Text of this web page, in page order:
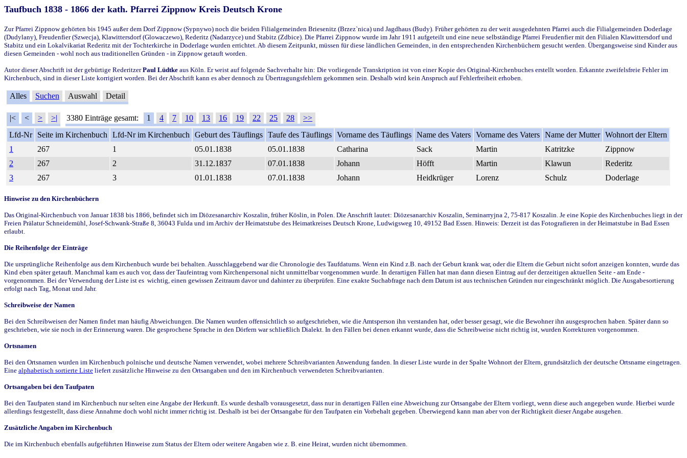
Taufbuch 1838 - 1866 der kath. Pfarrei Zippnow Kreis Deutsch Krone
Zur Pfarrei Zippnow gehörten bis 1945 außer dem Dorf Zippnow (Sypnywo) noch die beiden Filialgemeinden Briesenitz (Brzez`nica) und Jagdhaus (Budy). Früher gehörten zu der weit ausgedehnten Pfarrei auch die Filialgemeinden Doderlage
(Dudylany), Freudenfier (Szwecja), Klawittersdorf (Glowaczewo), Rederitz (Nadarzyce) und Stabitz (Zdbice). Die Pfarrei Zippnow wurde im Jahr 1911 aufgeteilt und eine neue selbständige Pfarrei Freudenfier mit den Filialen Klawittersdorf und
Stabitz und ein Lokalvikariat Rederitz mit der Tochterkirche in Doderlage wurden errichtet. Ab diesem Zeitpunkt, müssen für diese ländlichen Gemeinden, in den entsprechenden Kirchenbüchern gesucht werden. Übergangsweise sind Kinder aus
diesen Gemeinden - wohl noch aus traditionellen Gründen - in Zippnow getauft worden.
Autor dieser Abschrift ist der gebürtige RederitzerPaul Lüdtke aus Köln. Er weist auf folgende Sachverhalte hin: Die vorliegende Transkription ist von einer Kopie des Original-Kirchenbuches erstellt worden. Erkannte zweifelsfreie Fehler im
Kirchenbuch, sind in dieser Liste korrigiert worden. Bei der Abschrift kann es aber dennoch zu Übertragungsfehlern gekommen sein. Deshalb wird kein Anspruch auf Fehlerfreiheit erhoben.
Alles Suchen Auswahl Detail
|< < > >| 3380 Einträge gesamt: 1 4 7 10 13 16 19 22 25 28
>>
Lfd-Nr
Seite im Kirchenbuch Lfd-Nr im Kirchenbuch Geburt des Täuflings Taufe des Täuflings Vorname des Täuflings Name des Vaters Vorname des Vaters Name der Mutter Wohnort der Eltern
1
267 1 05.01.1838 05.01.1838 Catharina Sack Martin Katritzke
Zippnow
2
267 2 31.12.1837 07.01.1838 Johann Höfft Martin Klawun
Rederitz
3
267 3 01.01.1838 07.01.1838 Johann Heidkrüger Lorenz Schulz Doderlage
Hinweise zu den Kirchenbüchern
Das Original-Kirchenbuch von Januar 1838 bis 1866, befindet sich im Diözesanarchiv Koszalin, früher Köslin, in Polen. Die Anschrift lautet: Diözesanarchiv Koszalin, Seminarryjna 2, 75-817 Koszalin. Je eine Kopie des Kirchenbuches liegt in der
Freien Prälatur Schneidemühl, Josef-Schwank-Straße 8, 36043 Fulda und im Archiv der Heimatstube des Heimatkreises Deutsch Krone, Ludwigsweg 10, 49152 Bad Essen. Hinweis: Derzeit ist das Fotografieren in der Heimatstube in Bad Essen
erlaubt.
Die Reihenfolge der Einträge
Die ursprüngliche Reihenfolge aus dem Kirchenbuch wurde bei behalten. Ausschlaggebend war die Chronologie des Taufdatums. Wenn ein Kind z.B. nach der Geburt krank war, oder die Eltern die Geburt nicht sofort anzeigen konnten, wurde das
Kind eben später getauft. Manchmal kam es auch vor, dass der Taufeintrag vom Kirchenpersonal nicht unmittelbar vorgenommen wurde. In derartigen Fällen hat man dann diesen Eintrag auf der derzeitigen aktuellen Seite - am Ende -
vorgenommen. Bei der Verwendung der Liste ist es wichtig, einen gewissen Zeitraum davor und dahinter zu überprüfen. Eine exakte Suchabfrage nach dem Datum ist aus technischen Gründen nur eingeschränkt möglich. Die Ausgabesortierung
erfolgt nach Tag, Monat und Jahr.
Schreibweise der Namen
Bei den Schreibweisen der Namen findet man häufig Abweichungen. Die Namen wurden offensichtlich so aufgeschrieben, wie die Amtsperson ihn verstanden hat, oder besser gesagt, wie die Bewohner ihn ausgesprochen haben. Später dann so
geschrieben, wie sie noch in der Erinnerung waren. Die gesprochene Sprache in den Dörfern war schließlich Dialekt. In den Fällen bei denen erkannt wurde, dass die Schreibweise nicht richtig ist, wurden Korrekturen vorgenommen.
Ortsnamen
Bei den Ortsnamen wurden im Kirchenbuch polnische und deutsche Namen verwendet, wobei mehrere Schreibvarianten Anwendung fanden. In dieser Liste wurde in der Spalte Wohnort der Eltern, grundsätzlich der deutsche Ortsname eingetragen.
Eine alphabetisch sortierte Liste liefert zusätzliche Hinweise zu den Ortsangaben und den im Kirchenbuch verwendeten Schreibvarianten.
Ortsangaben bei den Taufpaten
Bei den Taufpaten stand im Kirchenbuch nur selten eine Angabe der Herkunft. Es wurde deshalb vorausgesetzt, dass nur in derartigen Fällen eine Abweichung zur Ortsangabe der Eltern vorliegt, wenn diese auch angegeben wurde. Hierbei wurde
allerdings festgestellt, dass diese Annahme doch wohl nicht immer richtig ist. Deshalb ist bei der Ortsangabe für den Taufpaten ein Vorbehalt gegeben. Überwiegend kann man aber von der Richtigkeit dieser Angabe ausgehen.
Zusätzliche Angaben im Kirchenbuch
Die im Kirchenbuch ebenfalls aufgeführten Hinweise zum Status der Eltern oder weitere Angaben wie z. B. eine Heirat, wurden nicht übernommen.